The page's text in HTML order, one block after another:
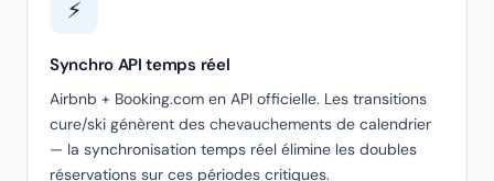
⚡
Synchro API temps réel
Airbnb + Booking.com en API officielle. Les transitions
cure/ski génèrent des chevauchements de calendrier
— la synchronisation temps réel élimine les doubles
réservations sur ces périodes critiques.